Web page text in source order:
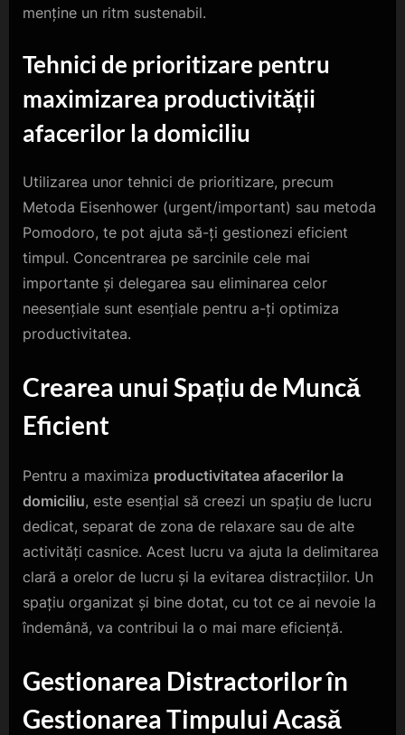
menține un ritm sustenabil.
Tehnici de prioritizare pentru
maximizarea productivității
afacerilor la domiciliu
Utilizarea unor tehnici de prioritizare, precum
Metoda Eisenhower (urgent/important) sau metoda
Pomodoro, te pot ajuta să-ți gestionezi eficient
timpul. Concentrarea pe sarcinile cele mai
importante și delegarea sau eliminarea celor
neesențiale sunt esențiale pentru a-ți optimiza
productivitatea.
Crearea unui Spațiu de Muncă
Eficient
Pentru a maximiza productivitatea afacerilor la
domiciliu, este esențial să creezi un spațiu de lucru
dedicat, separat de zona de relaxare sau de alte
activități casnice. Acest lucru va ajuta la delimitarea
clară a orelor de lucru și la evitarea distracțiilor. Un
spațiu organizat și bine dotat, cu tot ce ai nevoie la
îndemână, va contribui la o mai mare eficiență.
Gestionarea Distractorilor în
Gestionarea Timpului Acasă